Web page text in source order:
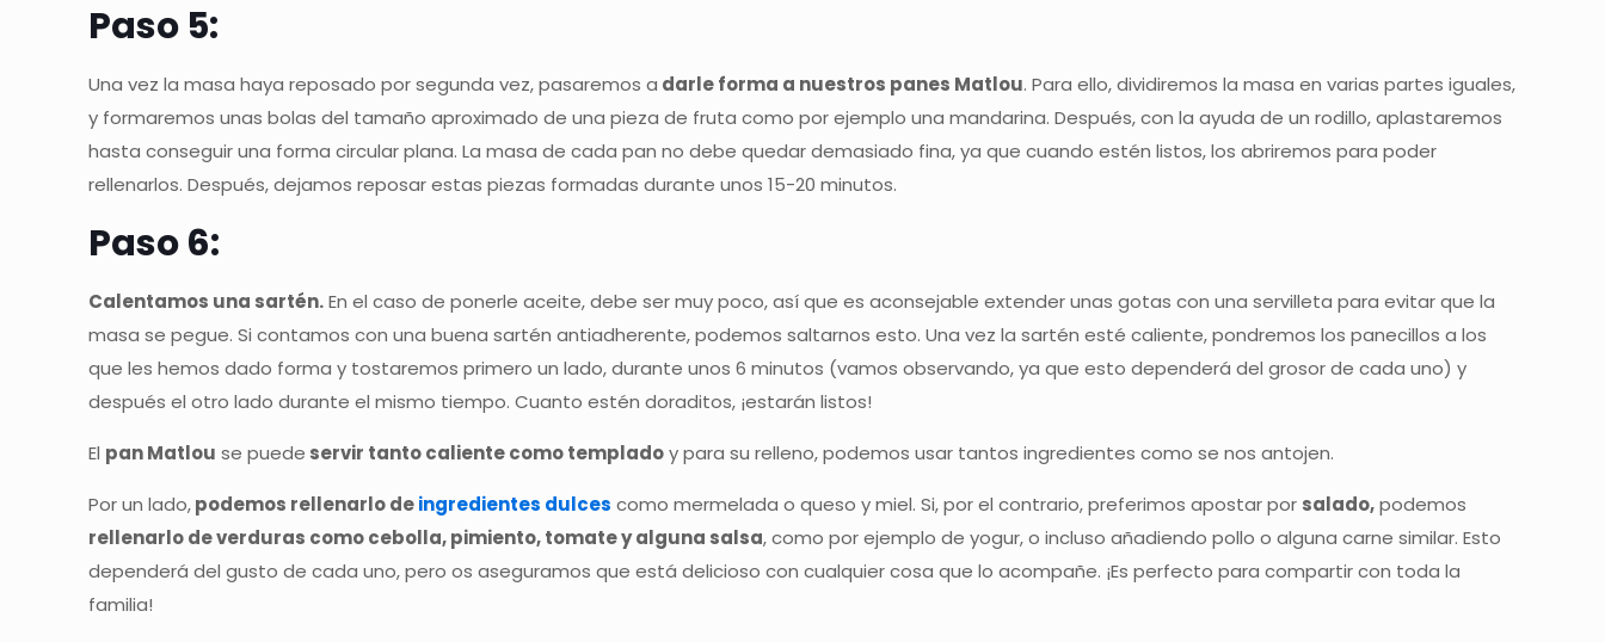
Paso 5:
Una vez la masa haya reposado por segunda vez, pasaremos a darle forma a nuestros panes Matlou. Para ello, dividiremos la masa en varias partes iguales,
y formaremos unas bolas del tamaño aproximado de una pieza de fruta como por ejemplo una mandarina. Después, con la ayuda de un rodillo, aplastaremos
hasta conseguir una forma circular plana. La masa de cada pan no debe quedar demasiado fina, ya que cuando estén listos, los abriremos para poder
rellenarlos. Después, dejamos reposar estas piezas formadas durante unos 15-20 minutos.
Paso 6:
Calentamos una sartén.En el caso de ponerle aceite, debe ser muy poco, así que es aconsejable extender unas gotas con una servilleta para evitar que la
masa se pegue. Si contamos con una buena sartén antiadherente, podemos saltarnos esto. Una vez la sartén esté caliente, pondremos los panecillos a los
que les hemos dado forma y tostaremos primero un lado, durante unos 6 minutos (vamos observando, ya que esto dependerá del grosor de cada uno) y
después el otro lado durante el mismo tiempo. Cuanto estén doraditos, ¡estarán listos!
El pan Matlou se puede servir tanto caliente como templadoy para su relleno, podemos usar tantos ingredientes como se nos antojen.
Por un lado,podemos rellenarlo deingredientes dulces como mermelada o queso y miel. Si, por el contrario, preferimos apostar por salado,podemos
rellenarlo de verduras como cebolla, pimiento, tomate y alguna salsa, como por ejemplo de yogur, o incluso añadiendo pollo o alguna carne similar. Esto
dependerá del gusto de cada uno, pero os aseguramos que está delicioso con cualquier cosa que lo acompañe. ¡Es perfecto para compartir con toda la
familia!